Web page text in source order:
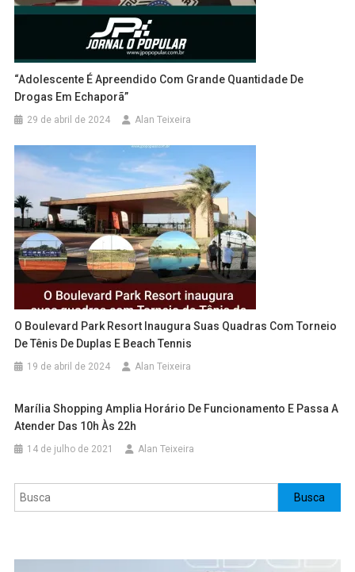
“Adolescente É Apreendido Com Grande Quantidade De
Drogas Em Echaporã”
29 de abril de 2024 Alan Teixeira
O Boulevard Park Resort Inaugura Suas Quadras Com Torneio
De Tênis De Duplas E Beach Tennis
19 de abril de 2024 Alan Teixeira
Marília Shopping Amplia Horário De Funcionamento E Passa A
Atender Das 10h Às 22h
14 de julho de 2021 Alan Teixeira
Pesquisar Busca